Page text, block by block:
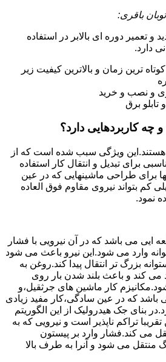
باقری:
و تعمیر دوره ای بالابر در استفاده
دارد.
کوتاه ترین زمان و بالاترین کیفیت زیر
و نصب و خرید
تابلو برق
کاربردهایی دارد؟
هستند.این ویژگی سبب شده است که از
برای تبدیل و انتقال کار استفاده
برای طراحی ماشینهایی که در عین
کم بتواند نیروی مقاوم فوق العاده
نمود.
ایی می باشد که در آن نیرویی با فشار
وارد می شود.این نیرو باعث می شود
بزرگ تر انتقال پیدا کند.روغن به
می کند و باعث بلند شدن بار روی
کار ماشین های جرثقیل،و
باشد که در عین سادگی،کار مفید زیادی
بنای جک هیدرولیک از این الگوریتم
تراکم ناپذیر است و نیرویی که به
می کند.فشار وارد بر پیستون
منتقل می شود و آنرا به طرف بالا